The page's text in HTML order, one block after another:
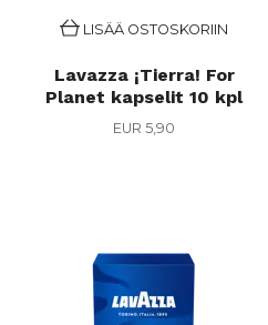
LISÄÄ OSTOSKORIIN
Lavazza ¡Tierra! For
Planet kapselit 10 kpl
EUR 5,90